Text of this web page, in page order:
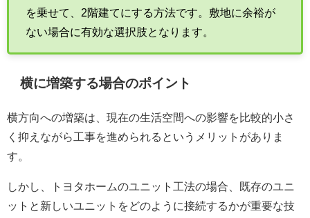
を乗せて、2階建てにする方法です。敷地に余裕が
ない場合に有効な選択肢となります。
横に増築する場合のポイント
横方向への増築は、現在の生活空間への影響を比較的小さ
く抑えながら工事を進められるというメリットがありま
す。
しかし、トヨタホームのユニット工法の場合、既存のユニ
ットと新しいユニットをどのように接続するかが重要な技